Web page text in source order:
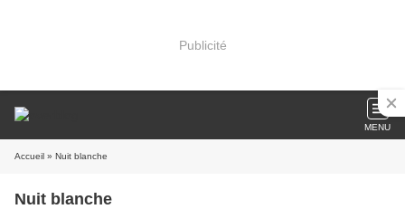
Publicité
MENU
Accueil » Nuit blanche
Nuit blanche